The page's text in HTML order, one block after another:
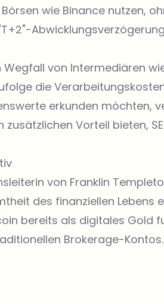
wie Binance nutzen,
Wegfall von Intermediären
die
erkunden möchten,
zusätzlichen Vorteil bieten,
von Franklin
des finanziellen Lebens
bereits als digitales Gold
Brokerage-Kontos.